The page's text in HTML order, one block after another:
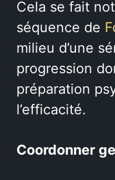
Cela se fait
séquence de
milieu d’une
progression
préparation
l’efficacité.
Coordonner